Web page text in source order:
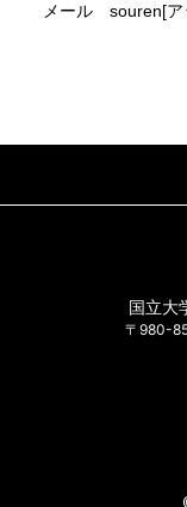
メール souren[ア
国立大
〒980-